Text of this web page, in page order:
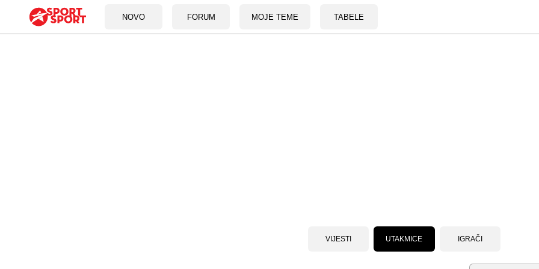
NOVO FORUM MOJE TEME TABELE
VIJESTI UTAKMICE IGRAČI